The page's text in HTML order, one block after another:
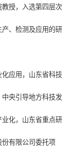
授，入选第四层次
、检测及应用的研
应用，山东省科技
央引导地方科技发
化，山东省重点研
有限公司委托项